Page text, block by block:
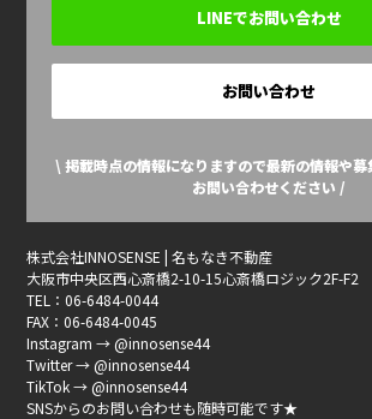
LINEでお問い合わせ
お問い合わせ
\ 掲載時点の情報になりますので最新の情報や
お問い合わせください /
株式会社INNOSENSE | 名もなき不動産
大阪市中央区西心斎橋2-10-15心斎橋ロジック2F-F2
TEL：06-6484-0044
FAX：06-6484-0045
Instagram → @innosense44
Twitter → @innosense44
TikTok → @innosense44
SNSからのお問い合わせも随時可能です★